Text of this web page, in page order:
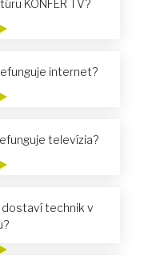
KONFER TV?
internet?
televízia?
technik v